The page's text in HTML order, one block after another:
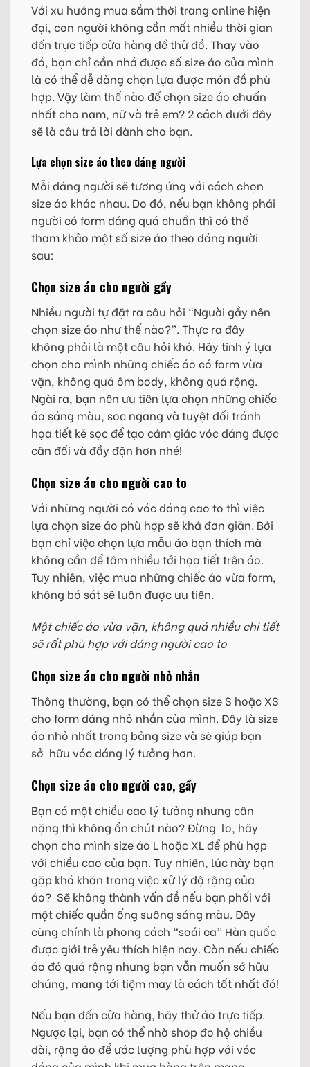
Với xu hướng mua sắm thời trang online hiện
đại, con người không cần mất nhiều thời gian
đến trực tiếp cửa hàng để thử đồ. Thay vào
đó, bạn chỉ cần nhớ được số size áo của mình
là có thể dễ dàng chọn lựa được món đồ phù
hợp. Vậy làm thế nào để chọn size áo chuẩn
nhất cho nam, nữ và trẻ em? 2 cách dưới đây
sẽ là câu trả lời dành cho bạn.
Lựa chọn size áo theo dáng người
Mỗi dáng người sẽ tương ứng với cách chọn
size áo khác nhau. Do đó, nếu bạn không phải
người có form dáng quá chuẩn thì có thể
tham khảo một số size áo theo dáng người
sau:
Chọn size áo cho người gầy
Nhiều người tự đặt ra câu hỏi “Người gầy nên
chọn size áo như thế nào?”. Thực ra đây
không phải là một câu hỏi khó. Hãy tinh ý lựa
chọn cho mình những chiếc áo có form vừa
vặn, không quá ôm body, không quá rộng.
Ngài ra, bạn nên ưu tiên lựa chọn những chiếc
áo sáng màu, sọc ngang và tuyệt đối tránh
họa tiết kẻ sọc để tạo cảm giác vóc dáng được
cân đối và đầy đặn hơn nhé!
Chọn size áo cho người cao to
Với những người có vóc dáng cao to thì việc
lựa chọn size áo phù hợp sẽ khá đơn giản. Bởi
bạn chỉ việc chọn lựa mẫu áo bạn thích mà
không cần để tâm nhiều tới họa tiết trên áo.
Tuy nhiên, việc mua những chiếc áo vừa form,
không bó sát sẽ luôn được ưu tiên.
Một chiếc áo vừa vặn, không quá nhiều chi tiết
sẽ rất phù hợp với dáng người cao to
Chọn size áo cho người nhỏ nhắn
Thông thường, bạn có thể chọn size S hoặc XS
cho form dáng nhỏ nhắn của mình. Đây là size
áo nhỏ nhất trong bảng size và sẽ giúp bạn
sở hữu vóc dáng lý tưởng hơn.
Chọn size áo cho người cao, gầy
Bạn có một chiều cao lý tưởng nhưng cân
nặng thì không ổn chút nào? Đừng lo, hãy
chọn cho mình size áo L hoặc XL để phù hợp
với chiều cao của bạn. Tuy nhiên, lúc này bạn
gặp khó khăn trong việc xử lý độ rộng của
áo? Sẽ không thành vấn đề nếu bạn phối với
một chiếc quần ống suông sáng màu. Đây
cũng chính là phong cách “soái ca” Hàn quốc
được giới trẻ yêu thích hiện nay. Còn nếu chiếc
áo đó quá rộng nhưng bạn vẫn muốn sở hữu
chúng, mang tới tiệm may là cách tốt nhất đó!
Nếu bạn đến cửa hàng, hãy thử áo trực tiếp.
Ngược lại, bạn có thể nhờ shop đo hộ chiều
dài, rộng áo để ước lượng phù hợp với vóc